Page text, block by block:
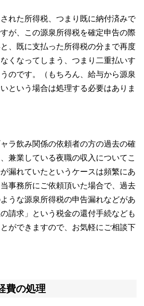
れた所得税、つまり既に納付済みで
が、この源泉所得税を確定申告の際
、既に支払った所得税の分まで再度
くなってしまう、つまり二重払いす
のです。（もちろん、給与から源泉
という場合は処理する必要はありま
ラ飲み関係の依頼者の方の過去の確
兼業している夜職の収入についてこ
漏れていたというケースは頻繁にあ
事務所にご依頼頂いた場合で、過去
うな源泉所得税の申告漏れなどがあ
請求」という税金の還付手続なども
ができますので、お気軽にご相談下
費の処理